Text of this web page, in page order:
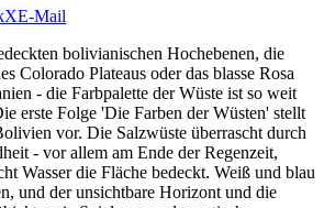
XE-Mail
bolivianischen Hochebenen, die
Colorado Plateaus oder das blasse Rosa
- die Farbpalette der Wüste ist so weit
erste Folge 'Die Farben der Wüsten' stellt
vor. Die Salzwüste überrascht durch
- vor allem am Ende der Regenzeit,
Wasser die Fläche bedeckt. Weiß und blau
und der unsichtbare Horizont und die